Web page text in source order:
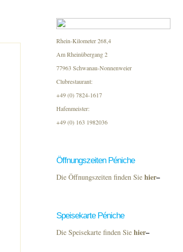
Rhein-Kilometer 268,4
Am Rheinübergang 2
77963 Schwanau-Nonnenweier
Clubrestaurant:
+49 (0) 7824-1617
Hafenmeister:
+49 (0) 163 1982036
Öffnungszeiten Péniche
Die Öffnungszeiten finden Sie hier–
Speisekarte Péniche
Die Speisekarte finden Sie hier–